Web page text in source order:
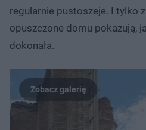
regularnie pustoszeje. I tylko
opuszczone domu pokazują,
dokonała.